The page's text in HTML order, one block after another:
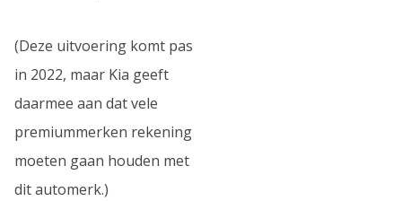
(Deze uitvoering komt pas
in 2022, maar Kia geeft
daarmee aan dat vele
premiummerken rekening
moeten gaan houden met
dit automerk.)